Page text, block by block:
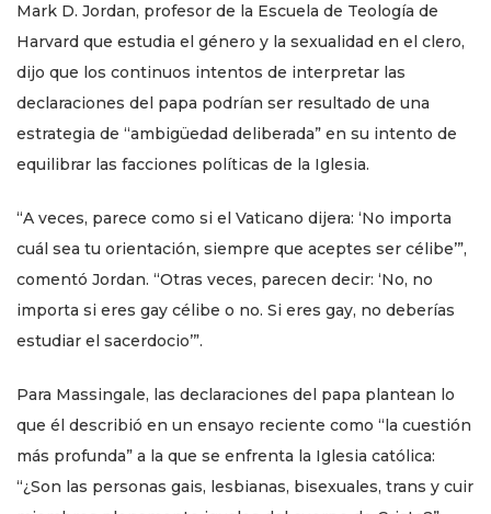
Mark D. Jordan, profesor de la Escuela de Teología de
Harvard que estudia el género y la sexualidad en el clero,
dijo que los continuos intentos de interpretar las
declaraciones del papa podrían ser resultado de una
estrategia de “ambigüedad deliberada” en su intento de
equilibrar las facciones políticas de la Iglesia.
“A veces, parece como si el Vaticano dijera: ‘No importa
cuál sea tu orientación, siempre que aceptes ser célibe’”,
comentó Jordan. “Otras veces, parecen decir: ‘No, no
importa si eres gay célibe o no. Si eres gay, no deberías
estudiar el sacerdocio’”.
Para Massingale, las declaraciones del papa plantean lo
que él describió en un ensayo reciente como “la cuestión
más profunda” a la que se enfrenta la Iglesia católica:
“¿Son las personas gais, lesbianas, bisexuales, trans y cuir